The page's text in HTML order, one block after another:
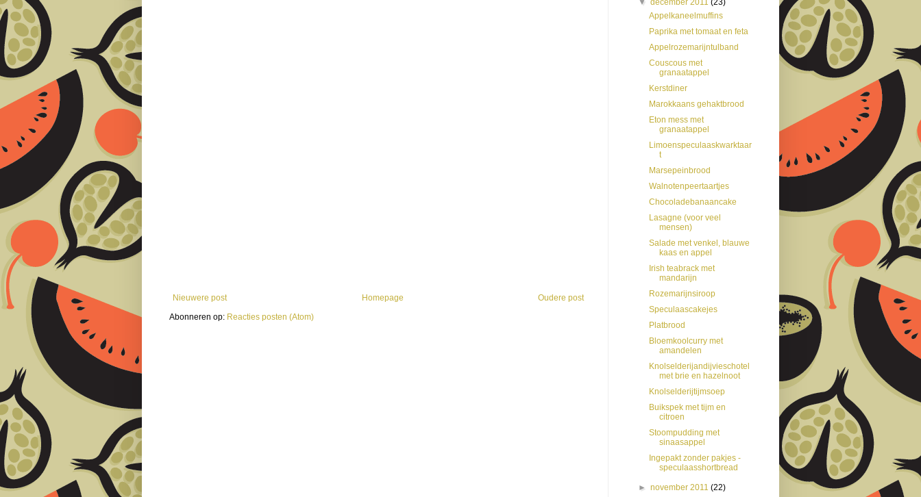
Nieuwere post Oudere post
Homepage
Abonneren op: Reacties posten (Atom)
Appelkaneelmuffins
Paprika met tomaat en feta
Appelrozemarijntulband
Couscous met
granaatappel
Kerstdiner
Marokkaans gehaktbrood
Eton mess met
granaatappel
Limoenspeculaaskwarktaar
t
Marsepeinbrood
Walnotenpeertaartjes
Chocoladebanaancake
Lasagne (voor veel
mensen)
Salade met venkel, blauwe
kaas en appel
Irish teabrack met
mandarijn
Rozemarijnsiroop
Speculaascakejes
Platbrood
Bloemkoolcurry met
amandelen
Knolselderijandijvieschotel
met brie en hazelnoot
Knolselderijtijmsoep
Buikspek met tijm en
citroen
Stoompudding met
sinaasappel
Ingepakt zonder pakjes -
speculaasshortbread
►november 2011(22)